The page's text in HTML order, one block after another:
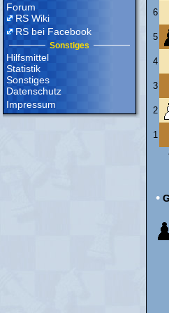
Forum
RS Wiki
RS bei Facebook
Sonstiges
Hilfsmittel
Statistik
Sonstiges
Datenschutz
Impressum
6
5
4
3
2
1
•